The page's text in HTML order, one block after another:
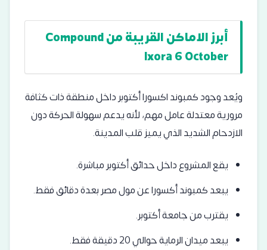
أبرز الاماكن القريبة من Compound
Ixora 6 October
ويُعد وجود كمبوند اكسورا أكتوبر داخل منطقة ذات كثافة
مرورية معتدلة عامل مهم، لأنه يدعم سهولة الحركة دون
الازدحام الشديد الذي يميز قلب المدينة.
يقع المشروع داخل حدائق أكتوبر مباشرة.
يبعد كمبوند أكسورا عن مول مصر بعدة دقائق فقط.
يقترب من جامعة أكتوبر.
يبعد ميدان الرماية حوالي 20 دقيقة فقط.